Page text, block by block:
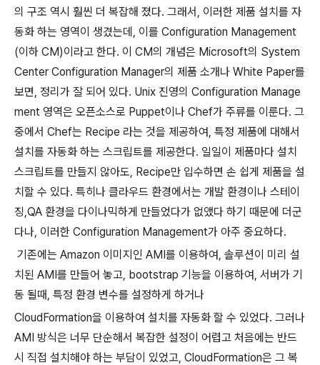
의 구조 역시 훨씬 더 복잡해 졌다. 그래서 이러한 제품 설치를 자
동화 하는 영역이 생겼는데
이를 Configuration Management
(이하 CM)이라고 한다. 이 CM의 개념은 Microsoft의 System
Center Configuration Manager의 제품 소개나 White Paper를
보면 정리가 잘 되어 있다. Unix 진영의 Configuration Manage
ment 영역은 오픈소스로 Puppet이나 Chef가 주류를 이룬다. 그
중에서 Chef는 Recipe 라는 것을 제공하여 특정 제품에 대해서
설치를 자동화 하는 스크립트를 제공한다. 일일이 제품마다 설치
스크립트를 만들지 않아도 , Recipe만 입수하면 손 쉽게 제품을 설
치할 수 있다. 특히나 클라우드 환경에서는 개발 환경이나 스테이
징 ,QA 환경을 다이나믹하게 만들었다가 없앴다 하기 때문에 더군
다나 이러한 Configuration Management가 아주 중요하다.
기존에는 Amazon 이미지인 AMI를 이용하여 솔루션이 미리 설
치된 AMI를 만들어 놓고 , bootstrap 기능을 이용하여 서버가 기
동 될때 특정 환경 변수를 설정하게 하거나
CloudFormation을 이용하여 설치를 자동화 할 수 있었다. 그러나
AMI 방식은 너무 단순해서 복잡한 설정이 어렵고 처음에는 반드
시 직접 설치해야 하는 부담이 있었고 , CloudFormation은 그 복